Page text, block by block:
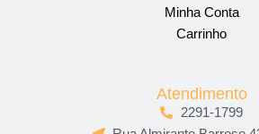
Minha Conta
Carrinho
Atendimento
2291-1799